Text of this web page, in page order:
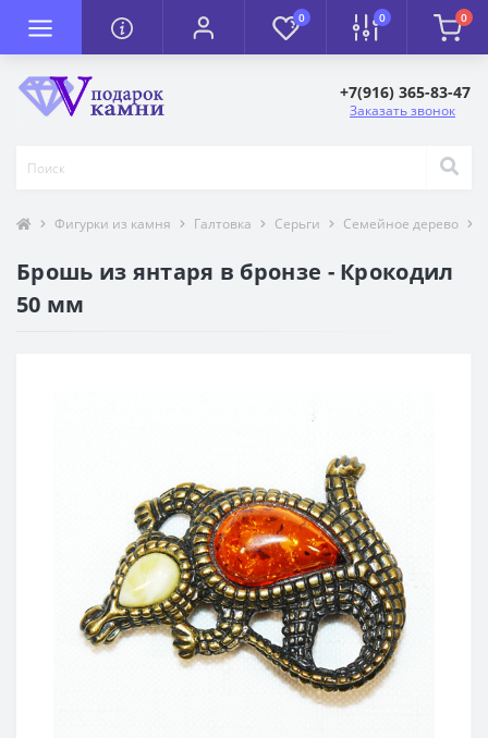
0 0 0
+7(916) 365-83-47
Заказать звонок
Фигурки из камня Галтовка Серьги Семейное дерево
Брошь из янтаря в бронзе - Крокодил
50 мм